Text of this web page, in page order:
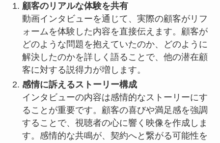
顧客のリアルな体験を共有
動画インタビューを通じて、実際の顧客がリフ
ォームを体験した内容を直接伝えます。顧客が
どのような問題を抱えていたのか、どのように
解決したのかを詳しく語ることで、他の潜在顧
客に対する説得力が増します。
感情に訴えるストーリー構成
インタビューの内容は感情的なストーリーにす
ることが重要です。顧客の喜びや満足感を強調
することで、視聴者の心に響く映像を作成しま
す。感情的な共鳴が、契約へと繋がる可能性を